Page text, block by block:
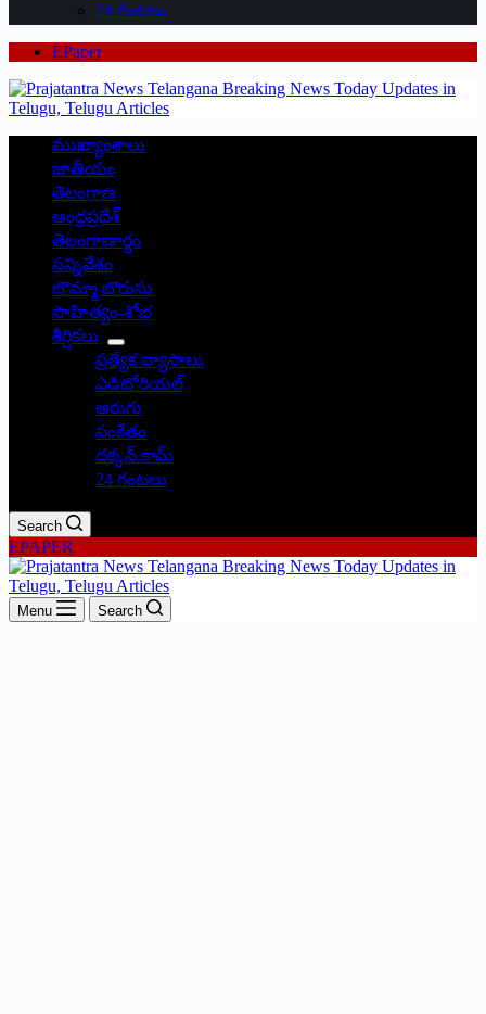
24 గంటలు
EPaper
ముఖ్యాంశాలు
జాతీయం
తెలంగాణ
ఆంధ్రప్రదేశ్
తెలంగాణార్థం
సన్నివేశం
బొమ్మా బొరుసు
సాహిత్యం-శోభ
శీర్షికలు
ప్రత్యేక వ్యాసాలు
ఎడిటోరియల్
అరుగు
సంకేతం
దక్కన్.కామ్
24 గంటలు
Search
EPAPER
Menu Search